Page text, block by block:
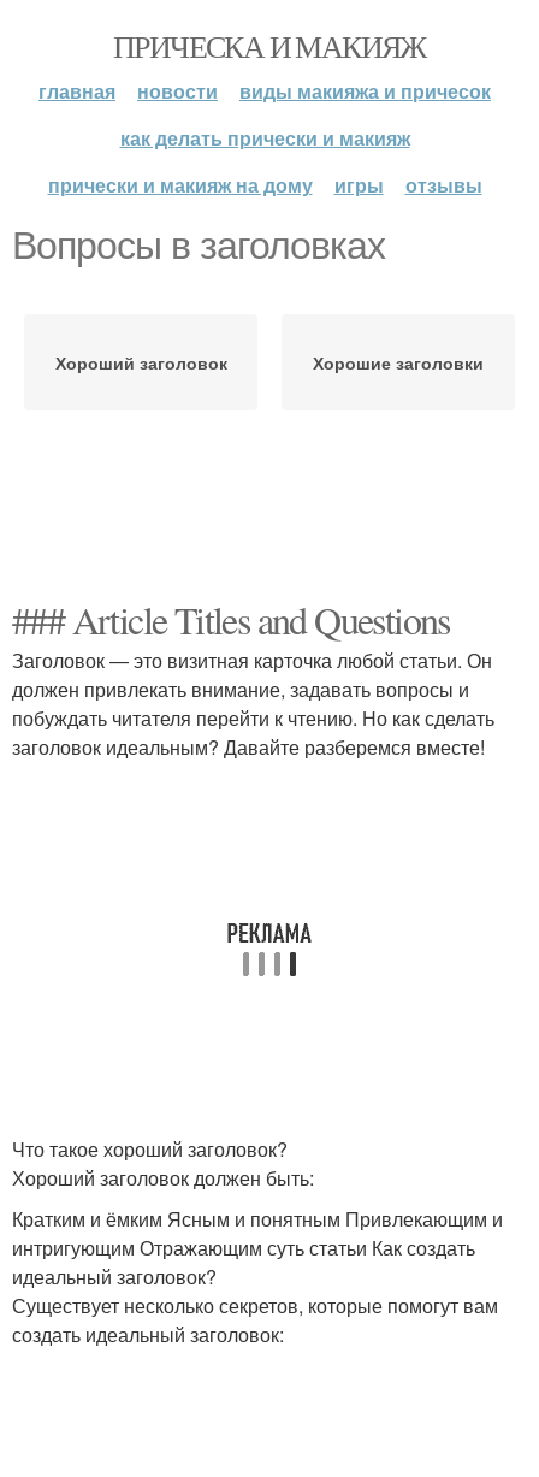
ПРИЧЕСКА И МАКИЯЖ
главная новости
виды макияжа и причесок
как делать прически и макияж
прически и макияж на дому
игры отзывы
Вопросы в заголовках
Хороший заголовок Хорошие заголовки
### Article Titles and Questions
Заголовок — это визитная карточка любой статьи. Он
должен привлекать внимание, задавать вопросы и
побуждать читателя перейти к чтению. Но как сделать
заголовок идеальным? Давайте разберемся вместе!
Что такое хороший заголовок?
Хороший заголовок должен быть:
Кратким и ёмким Ясным и понятным Привлекающим и
интригующим Отражающим суть статьи Как создать
идеальный заголовок?
Существует несколько секретов, которые помогут вам
создать идеальный заголовок: